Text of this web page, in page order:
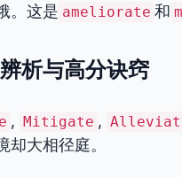
。这是 ameliorate 和
析与高分诀窍
, Mitigate ,
大相径庭。